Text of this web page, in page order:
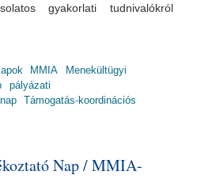
gyakorlati tudnivalókról
MMIA
Menekültügyi
pályázati
Támogatás-koordinációs
Nap / MMIA-